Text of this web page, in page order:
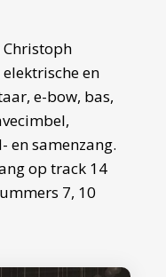
en
e-bow, bas,
en samenzang.
op track 14
7, 10
Post) op